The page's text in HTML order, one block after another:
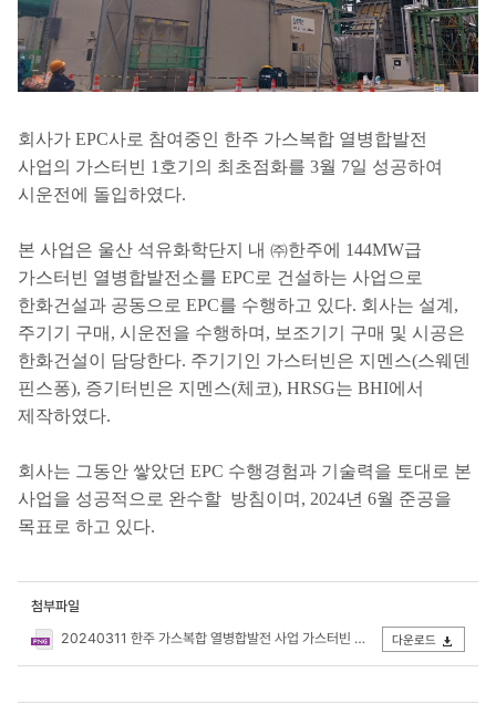
회사가 EPC사로 참여중인 한주 가스복합 열병합발전
사업의 가스터빈 1호기의 최초점화를 3월 7일 성공하여
시운전에 돌입하였다.
본 사업은 울산 석유화학단지 내 ㈜한주에 144MW급
가스터빈 열병합발전소를 EPC로 건설하는 사업으로
한화건설과 공동으로 EPC를 수행하고 있다. 회사는 설계,
주기기 구매, 시운전을 수행하며, 보조기기 구매 및 시공은
한화건설이 담당한다. 주기기인 가스터빈은 지멘스(스웨덴
핀스퐁), 증기터빈은 지멘스(체코), HRSG는 BHI에서
제작하였다.
회사는 그동안 쌓았던 EPC 수행경험과 기술력을 토대로 본
사업을 성공적으로 완수할 방침이며, 2024년 6월 준공을
목표로 하고 있다.
첨부파일
20240311 한주 가스복합 열병합발전 사업 가스터빈 최초 점화 성공main.png
다운로드